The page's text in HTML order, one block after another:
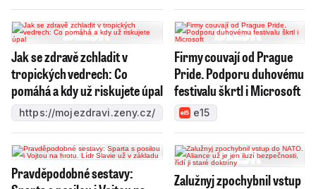
Jak se zdravě zchladit v
tropických vedrech: Co
pomáhá a kdy už riskujete úpal
https://mojezdravi.zeny.cz/
Firmy couvají od Prague
Pride. Podporu duhovému
festivalu škrtl i Microsoft
e15
Pravděpodobné sestavy:
Zalužnyj zpochybnil vstup